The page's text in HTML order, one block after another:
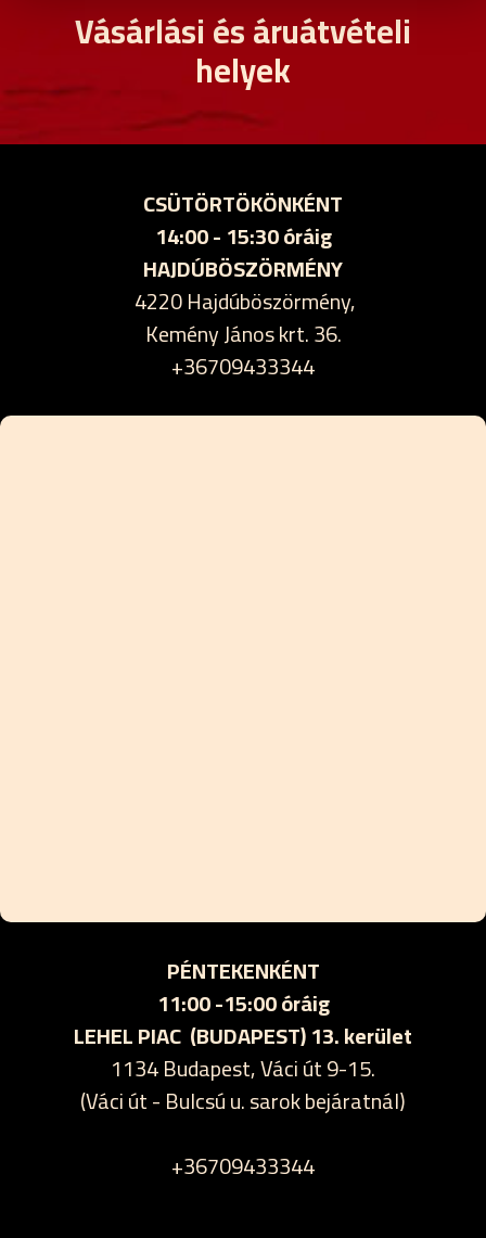
Vásárlási és áruátvételi
helyek
CSÜTÖRTÖKÖNKÉNT
14:00 - 15:30 óráig
HAJDÚBÖSZÖRMÉNY
4220 Hajdúböszörmény,
Kemény János krt. 36.
+36709433344
PÉNTEKENKÉNT
11:00 -15:00 óráig
LEHEL PIAC (BUDAPEST) 13. kerület
1134 Budapest, Váci út 9-15.
(Váci út - Bulcsú u. sarok bejáratnál)
+36709433344